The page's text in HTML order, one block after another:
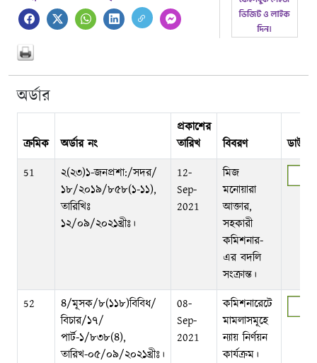
অর্ডার
ক্রমিক অর্ডার নং
প্রকাশের
তারিখ
বিবরণ
51
২(২৩)১-জনপ্রশা:/সদর/
১৮/২০১৯/৮৫৮(১-১১),
তারিখিঃ
১২/০৯/২০২১খ্রীঃ।
12-
Sep-
2021
মিজ
মনোয়ারা
আক্তার,
সহকারী
কমিশনার-
এর বদলি
সংক্রান্ত।
52
৪/মূসক/৮(১১৮)বিবিধ/
বিচার/১৭/
পার্ট-১/৮৩৮(৪),
তারিখ-০৫/০৯/২০২১খ্রীঃ।
08-
Sep-
2021
কমিশনারেটে
মামলাসমূহে
ন্যায় নির্ণয়ন
কার্যক্রম।